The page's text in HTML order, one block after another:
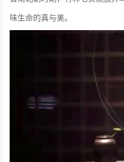
味生命的真与美。